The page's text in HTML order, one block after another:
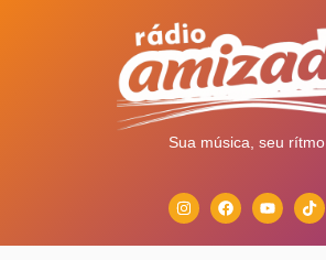
Sua música, seu rítmo